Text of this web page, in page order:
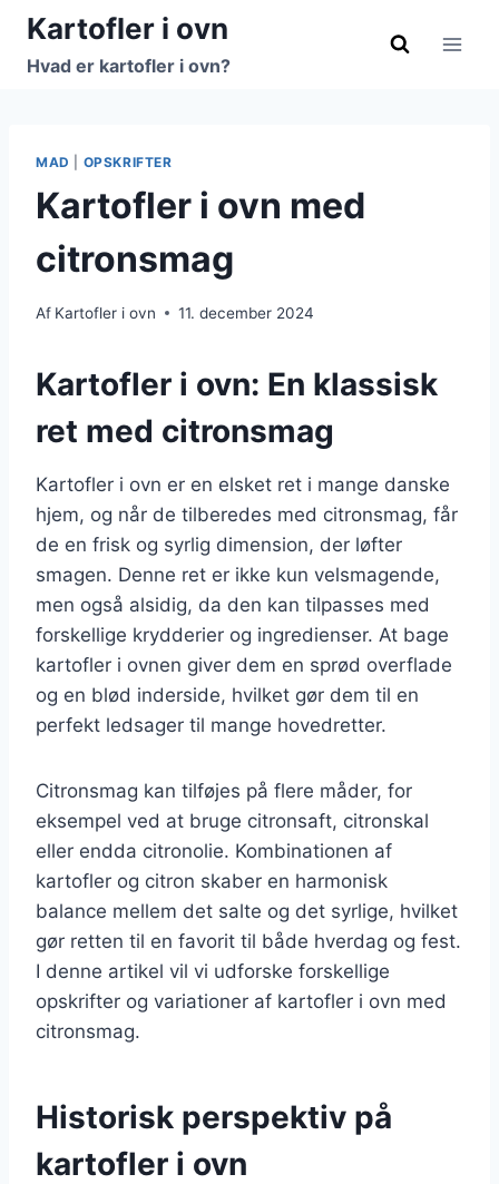
Fortsæt
indhold
Kartofler i ovn
Hvad er kartofler i ovn?
MAD OPSKRIFTER
Kartofler i ovn med
citronsmag
Af Kartofler i ovn 11. december 2024
Kartofler i ovn: En klassisk
ret med citronsmag
Kartofler i ovn er en elsket ret i mange danske
hjem, og når de tilberedes med citronsmag, får
de en frisk og syrlig dimension, der løfter
smagen. Denne ret er ikke kun velsmagende,
men også alsidig, da den kan tilpasses med
forskellige krydderier og ingredienser. At bage
kartofler i ovnen giver dem en sprød overflade
og en blød inderside, hvilket gør dem til en
perfekt ledsager til mange hovedretter.
Citronsmag kan tilføjes på flere måder, for
eksempel ved at bruge citronsaft, citronskal
eller endda citronolie. Kombinationen af
kartofler og citron skaber en harmonisk
balance mellem det salte og det syrlige, hvilket
gør retten til en favorit til både hverdag og fest.
I denne artikel vil vi udforske forskellige
opskrifter og variationer af kartofler i ovn med
citronsmag.
Historisk perspektiv på
kartofler i ovn